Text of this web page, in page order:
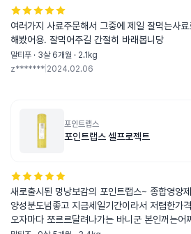
여러가지 사료주문해서 그중에 제일 잘먹는사
해봤어용. 잘먹어주길 간절히 바래봅니당
말티푸 · 3살 6개월 · 2.1kg
z******* 2024.02.06
포인트랩스
포인트랩스 셀프로젝트
새로출시된 멍낭보감의 포인트랩스~ 종합영양제를찾다가 영
양성분도넘좋고 지금세일기간이라서 저렴한가
오자마다 쪼르르달려나가는 바니군 본인꺼는어찌나잘아는지